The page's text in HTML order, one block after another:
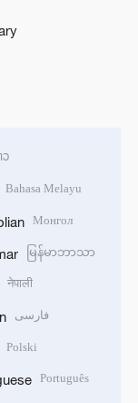
ວ
Bahasa Melayu
Монгол
မြန်မာဘာသာ
नेपाली
فارسی
Polski
Português